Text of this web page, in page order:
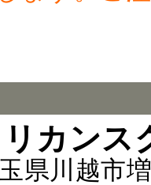
カンス
県川越市